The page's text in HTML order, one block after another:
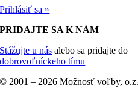
Prihlásiť sa »
PRIDAJTE SA K NÁM
Stážujte u nás alebo sa pridajte do
dobrovoľníckeho tímu
© 2001 – 2026 Možnosť voľby, o.z.